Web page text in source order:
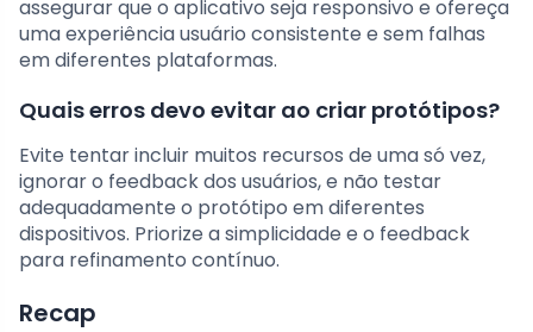
assegurar que o aplicativo seja responsivo e ofereça
uma experiência usuário consistente e sem falhas
em diferentes plataformas.
Quais erros devo evitar ao criar protótipos?
Evite tentar incluir muitos recursos de uma só vez,
ignorar o feedback dos usuários, e não testar
adequadamente o protótipo em diferentes
dispositivos. Priorize a simplicidade e o feedback
para refinamento contínuo.
Recap